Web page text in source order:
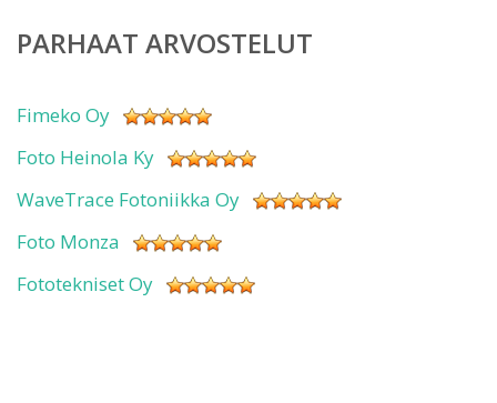
PARHAAT ARVOSTELUT
Fimeko Oy
Foto Heinola Ky
WaveTrace Fotoniikka Oy
Foto Monza
Fototekniset Oy